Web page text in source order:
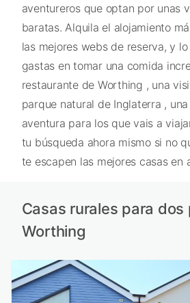
aventureros que optan por unas
baratas. Alquila el alojamiento
las mejores webs de reserva, y
gastas en tomar una comida
restaurante de Worthing , una
parque natural de Inglaterra ,
aventura para los que vais a
tu búsqueda ahora mismo si no
te escapen las mejores casas en
Casas rurales para dos
Worthing